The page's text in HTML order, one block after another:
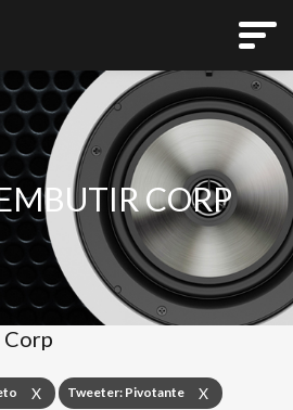
CORP
Corp
X Tweeter: Pivotante X